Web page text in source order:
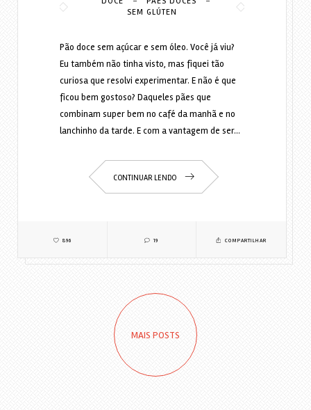
SEM GLÚTEN
Pão doce sem açúcar e sem óleo. Você já viu?
Eu também não tinha visto, mas fiquei tão
curiosa que resolvi experimentar. E não é que
ficou bem gostoso? Daqueles pães que
combinam super bem no café da manhã e no
lanchinho da tarde. E com a vantagem de ser…
CONTINUAR LENDO
896 19 COMPARTILHAR
MAIS POSTS